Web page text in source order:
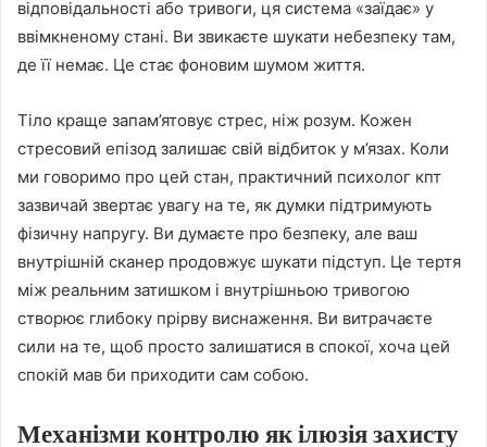
відповідальності або тривоги, ця система «заїдає» у
ввімкненому стані. Ви звикаєте шукати небезпеку там,
де її немає. Це стає фоновим шумом життя.
Тіло краще запам’ятовує стрес, ніж розум. Кожен
стресовий епізод залишає свій відбиток у м’язах. Коли
ми говоримо про цей стан, практичний психолог кпт
зазвичай звертає увагу на те, як думки підтримують
фізичну напругу. Ви думаєте про безпеку, але ваш
внутрішній сканер продовжує шукати підступ. Це тертя
між реальним затишком і внутрішньою тривогою
створює глибоку прірву виснаження. Ви витрачаєте
сили на те, щоб просто залишатися в спокої, хоча цей
спокій мав би приходити сам собою.
Механізми контролю як ілюзія захисту